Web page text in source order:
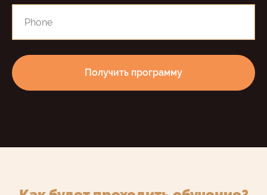
Получить программу